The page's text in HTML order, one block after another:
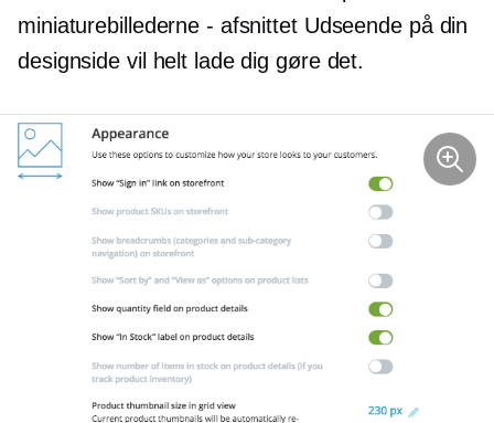
miniaturebillederne - afsnittet Udseende på din
designside vil helt lade dig gøre det.